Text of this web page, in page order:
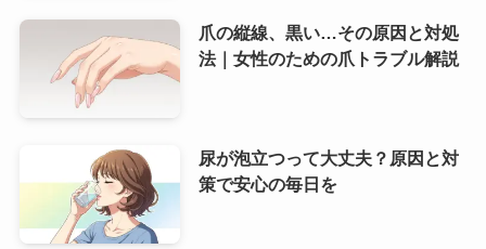
爪の縦線、黒い…その原因と対処
法｜女性のための爪トラブル解説
尿が泡立つって大丈夫？原因と対
策で安心の毎日を